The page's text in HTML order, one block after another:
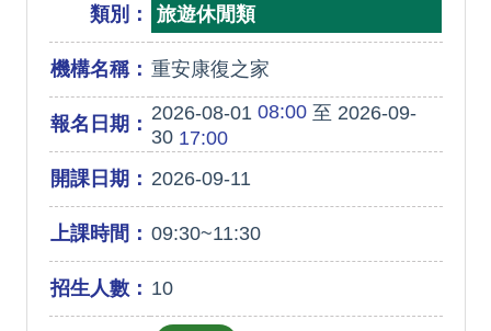
類別： 旅遊休閒類
機構名稱： 重安康復之家
報名日期： 2026-08-01 08:00至 2026-09-
3017:00
開課日期： 2026-09-11
上課時間： 09:30~11:30
招生人數： 10